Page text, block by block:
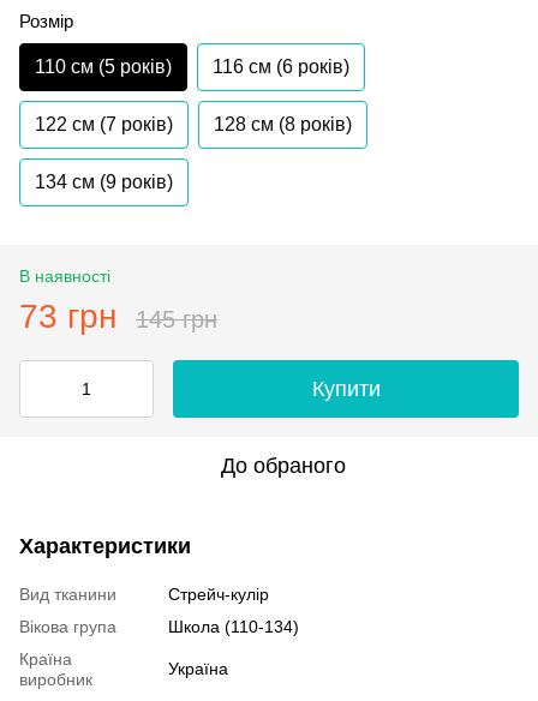
Розмір
110 см (5 років) 116 см (6 років)
122 см (7 років) 128 см (8 років)
134 см (9 років)
В наявності
73 грн 145 грн
Купити
До обраного
Характеристики
Вид тканини
Стрейч-кулір
Вікова група
Школа (110-134)
Країна
виробник
Україна